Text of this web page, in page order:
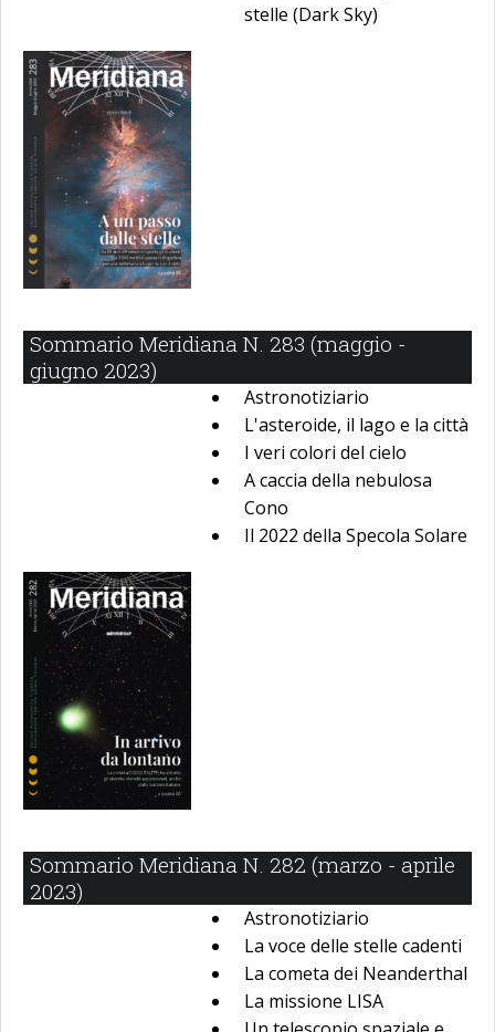
stelle (Dark Sky)
Sommario Meridiana N. 283 (maggio -
giugno 2023)
Astronotiziario
L'asteroide, il lago e la città
I veri colori del cielo
A caccia della nebulosa
Cono
Il 2022 della Specola Solare
Sommario Meridiana N. 282 (marzo - aprile
2023)
Astronotiziario
La voce delle stelle cadenti
La cometa dei Neanderthal
La missione LISA